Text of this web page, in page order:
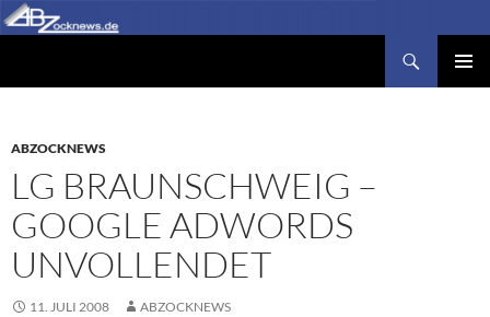
Zum
Inhalt
ABZOCKNEWS
LG BRAUNSCHWEIG –
GOOGLE ADWORDS
UNVOLLENDET
11. JULI 2008 ABZOCKNEWS